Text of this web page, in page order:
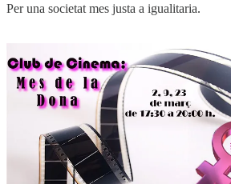
Per una societat mes justa a igualitaria.